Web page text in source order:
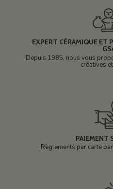
EXPERT CÉRAMIQUE ET
Depuis 1985, nous vous
créatives
PAIEMENT
Règlements par carte